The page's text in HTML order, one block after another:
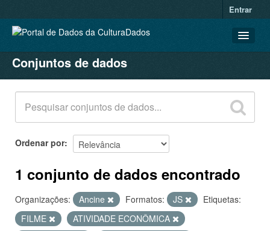
Entrar
CONJUNTOS DE DADOS
ORGANIZAÇÕES
GRUPOS
SOBRE
Conjuntos de dados
Ordenar por
1 conjunto de dados encontrado
Organizações: Ancine Formatos: JS
Etiquetas:
FILME
ATIVIDADE ECONÔMICA